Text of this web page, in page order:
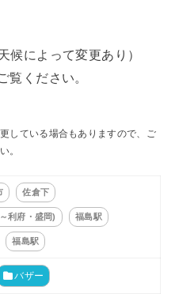
によって変更あり）
ください。
している場合もありますので、ご
。
佐倉下
利府・盛岡) 福島駅
福島駅
バザー